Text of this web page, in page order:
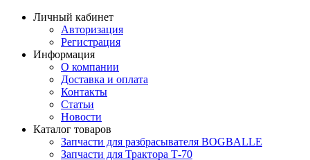
Личный кабинет
Авторизация
Регистрация
Информация
О компании
Доставка и оплата
Контакты
Статьи
Новости
Каталог товаров
Запчасти для разбрасывателя BOGBALLE
Запчасти для Трактора Т-70